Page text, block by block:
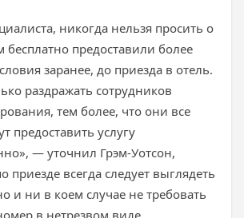
никогда нельзя просить о
бесплатно предоставили более
заранее, до приезда в отель.
раздражать сотрудников
тем более, что они все
предоставить услугу
— уточнил Грэм-Уотсон,
приезде всегда следует выглядеть
и ни в коем случае не требовать
в нетрезвом виде.